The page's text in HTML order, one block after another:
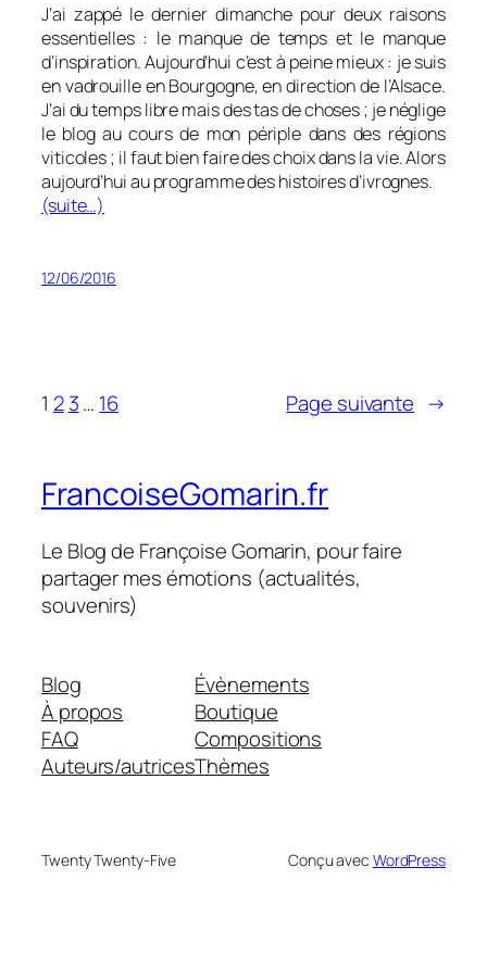
J’ai zappé le dernier dimanche pour deux raisons
essentielles : le manque de temps et le manque
d’inspiration. Aujourd’hui c’est à peine mieux : je suis
en vadrouille en Bourgogne, en direction de l’Alsace.
J’ai du temps libre mais des tas de choses ; je néglige
le blog au cours de mon périple dans des régions
viticoles ; il faut bien faire des choix dans la vie. Alors
aujourd’hui au programme des histoires d’ivrognes.
(suite…)
12/06/2016
1 2 3… 16 Page suivante →
FrancoiseGomarin.fr
Le Blog de Françoise Gomarin, pour faire
partager mes émotions (actualités,
souvenirs)
Blog
À propos
FAQ
Auteurs/autrices
Évènements
Boutique
Compositions
Thèmes
Twenty Twenty-Five Conçu avec WordPress